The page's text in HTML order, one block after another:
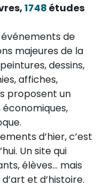
1748études
de
majeures de la
dessins,
affiches,
proposent un
d’hier, c’est
Un site qui
élèves… mais
et d’histoire.